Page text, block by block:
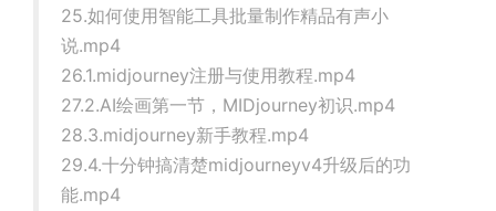
25.如何使用智能工具批量制作精品有声小
说.mp4
26.1.midjourney注册与使用教程.mp4
27.2.AI绘画第一节，MIDjourney初识.mp4
28.3.midjourney新手教程.mp4
29.4.十分钟搞清楚midjourneyv4升级后的功
能.mp4